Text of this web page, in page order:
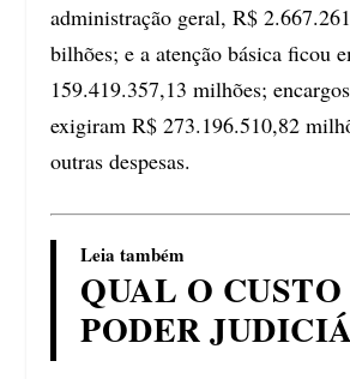
administração geral, R$
bilhões; e a atenção básica ficou
159.419.357,13 milhões;
exigiram R$ 273.196.510,82
outras despesas.
Leia também
QUAL O CUSTO
PODER